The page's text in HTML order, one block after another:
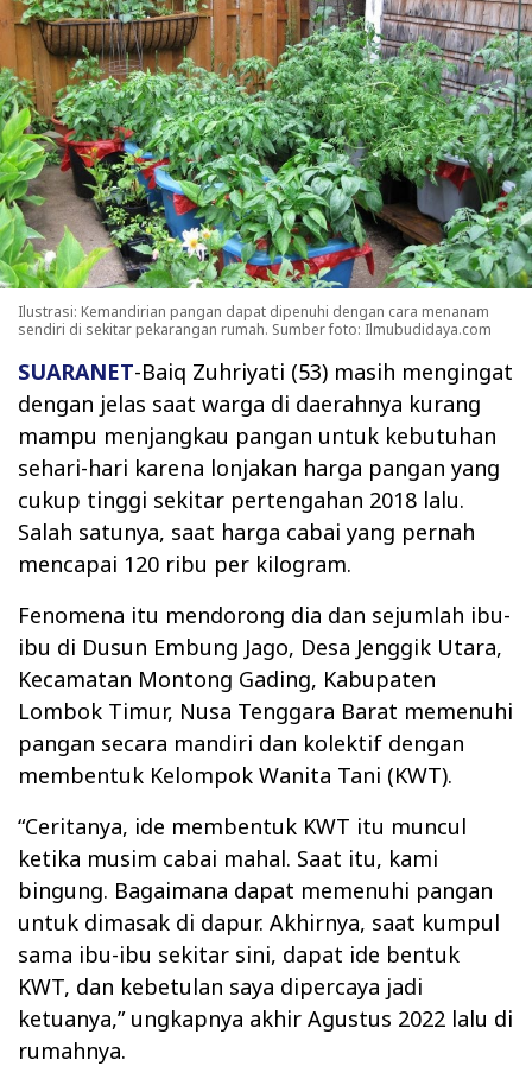
Ilustrasi: Kemandirian pangan dapat dipenuhi dengan cara menanam
sendiri di sekitar pekarangan rumah. Sumber foto: Ilmubudidaya.com
SUARANET-Baiq Zuhriyati (53) masih mengingat
dengan jelas saat warga di daerahnya kurang
mampu menjangkau pangan untuk kebutuhan
sehari-hari karena lonjakan harga pangan yang
cukup tinggi sekitar pertengahan 2018 lalu.
Salah satunya, saat harga cabai yang pernah
mencapai 120 ribu per kilogram.
Fenomena itu mendorong dia dan sejumlah ibu-
ibu di Dusun Embung Jago, Desa Jenggik Utara,
Kecamatan Montong Gading, Kabupaten
Lombok Timur, Nusa Tenggara Barat memenuhi
pangan secara mandiri dan kolektif dengan
membentuk Kelompok Wanita Tani (KWT).
“Ceritanya, ide membentuk KWT itu muncul
ketika musim cabai mahal. Saat itu, kami
bingung. Bagaimana dapat memenuhi pangan
untuk dimasak di dapur. Akhirnya, saat kumpul
sama ibu-ibu sekitar sini, dapat ide bentuk
KWT, dan kebetulan saya dipercaya jadi
ketuanya,” ungkapnya akhir Agustus 2022 lalu di
rumahnya.